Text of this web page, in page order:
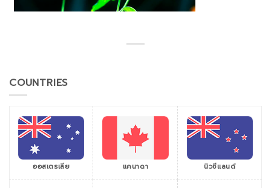
COUNTRIES
ออสเตรเลีย แคนาดา นิวซีแลนด์